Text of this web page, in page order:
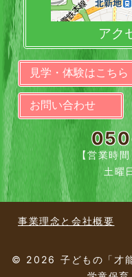
アク
見学・体験はこちら
お問い合わせ
【営業時
土曜
事業理念と会社概要
© 2026 子どもの「才